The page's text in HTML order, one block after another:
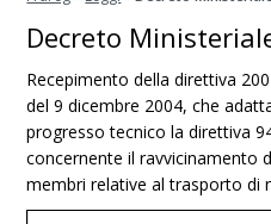
Decreto
Recepimento della direttiva
del 9 dicembre 2004, che
progresso tecnico la direttiva
concernente il ravvicinamento
membri relative al trasporto di